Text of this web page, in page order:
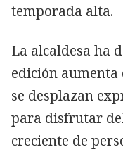
temporada alta.
La alcaldesa ha
edición
se desplazan
para disfrutar
creciente de